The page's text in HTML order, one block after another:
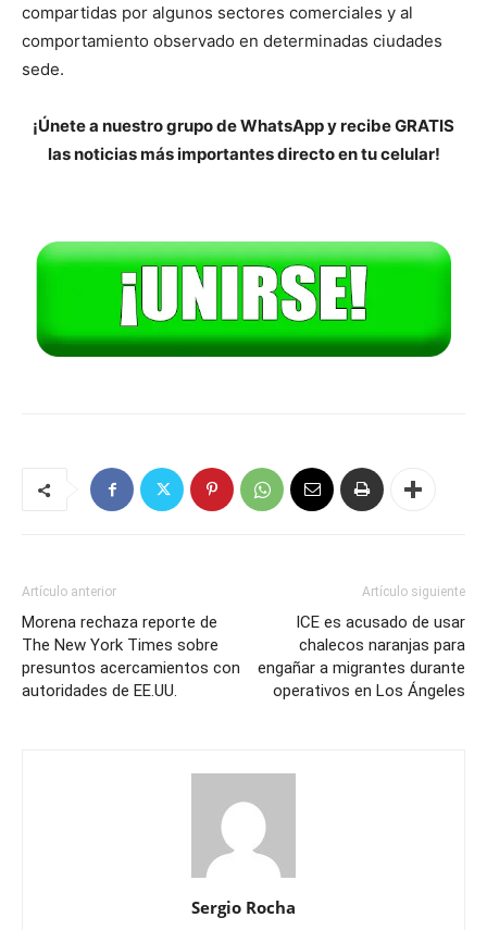
compartidas por algunos sectores comerciales y al
comportamiento observado en determinadas ciudades
sede.
¡Únete a nuestro grupo de WhatsApp y recibe GRATIS
las noticias más importantes directo en tu celular!
Artículo anterior
Morena rechaza reporte de
The New York Times sobre
presuntos acercamientos con
autoridades de EE.UU.
Artículo siguiente
ICE es acusado de usar
chalecos naranjas para
engañar a migrantes durante
operativos en Los Ángeles
Sergio Rocha